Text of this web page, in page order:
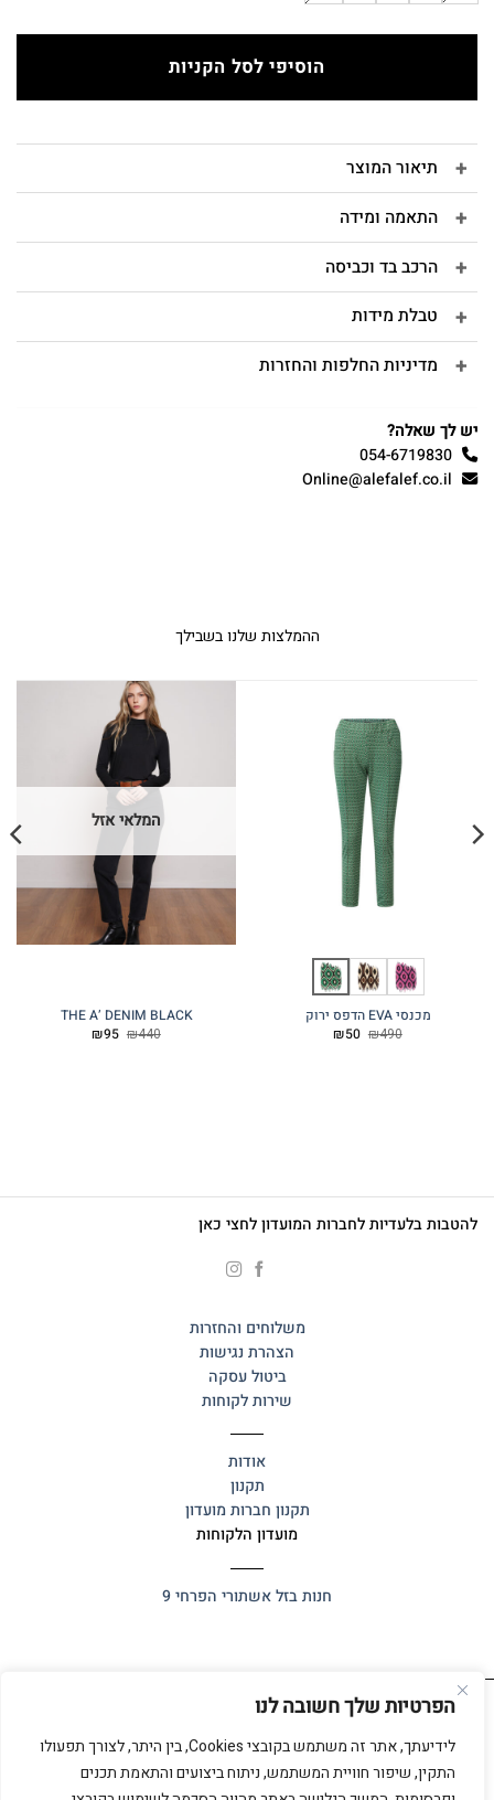
הפרטיות שלך חשובה לנו
לידיעתך, אתר זה משתמש בקובצי Cookies, בין היתר, לצורך תפעולו
התקין, שיפור חוויית המשתמש, ניתוח ביצועים והתאמת תכנים
הוסיפי לסל הקניות
תיאור המוצר
התאמה ומידה
הרכב בד וכביסה
טבלת מידות
מדיניות החלפות והחזרות
יש לך שאלה?
054-6719830
Online@alefalef.co.il
ההמלצות שלנו בשבילך
מכנסי EVA הדפס ירוק
₪490 המחיר
₪50 המחיר
המלאי אזל
THE A’ DENIM BLACK
₪440 המחיר
₪95 המחיר
להטבות בלעדיות לחברות המועדון לחצי כאן
משלוחים והחזרות
הצהרת נגישות
ביטול עסקה
שירות לקוחות
אודות
תקנון
תקנון חברות מועדון
מועדון הלקוחות
חנות בזלאשתורי הפרחי 9
כל הזכויות שמורות 2025 © אלף אלף